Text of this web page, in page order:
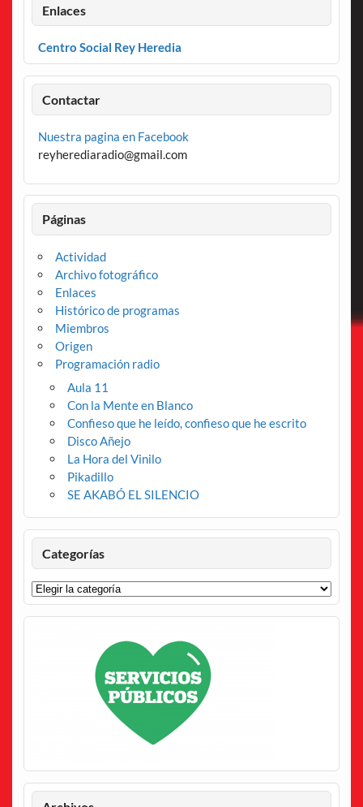
Enlaces
Centro Social Rey Heredia
Contactar
Nuestra pagina en Facebook
reyherediaradio@gmail.com
Páginas
Actividad
Archivo fotográfico
Enlaces
Histórico de programas
Miembros
Origen
Programación radio
Aula 11
Con la Mente en Blanco
Confieso que he leído, confieso que he escrito
Disco Añejo
La Hora del Vinilo
Pikadillo
SE AKABÓ EL SILENCIO
Categorías
Categorías